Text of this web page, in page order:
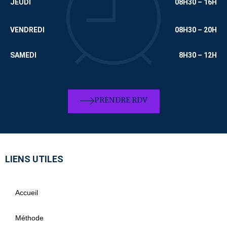
JEUDI 08H30 – 16H
VENDREDI 08H30 – 20H
SAMEDI 8H30 – 12H
PRENDRE RDV
LIENS UTILES
Accueil
Méthode